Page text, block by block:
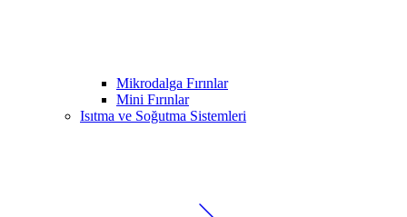
Mikrodalga Fırınlar
Mini Fırınlar
Isıtma ve Soğutma Sistemleri